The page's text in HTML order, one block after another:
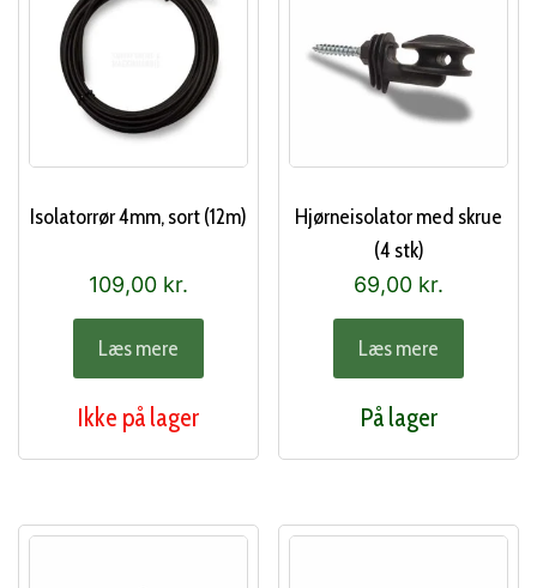
Isolatorrør 4mm, sort (12m)
109,00 kr.
Læs mere
Ikke på lager
Hjørneisolator med skrue
(4 stk)
69,00 kr.
Læs mere
På lager